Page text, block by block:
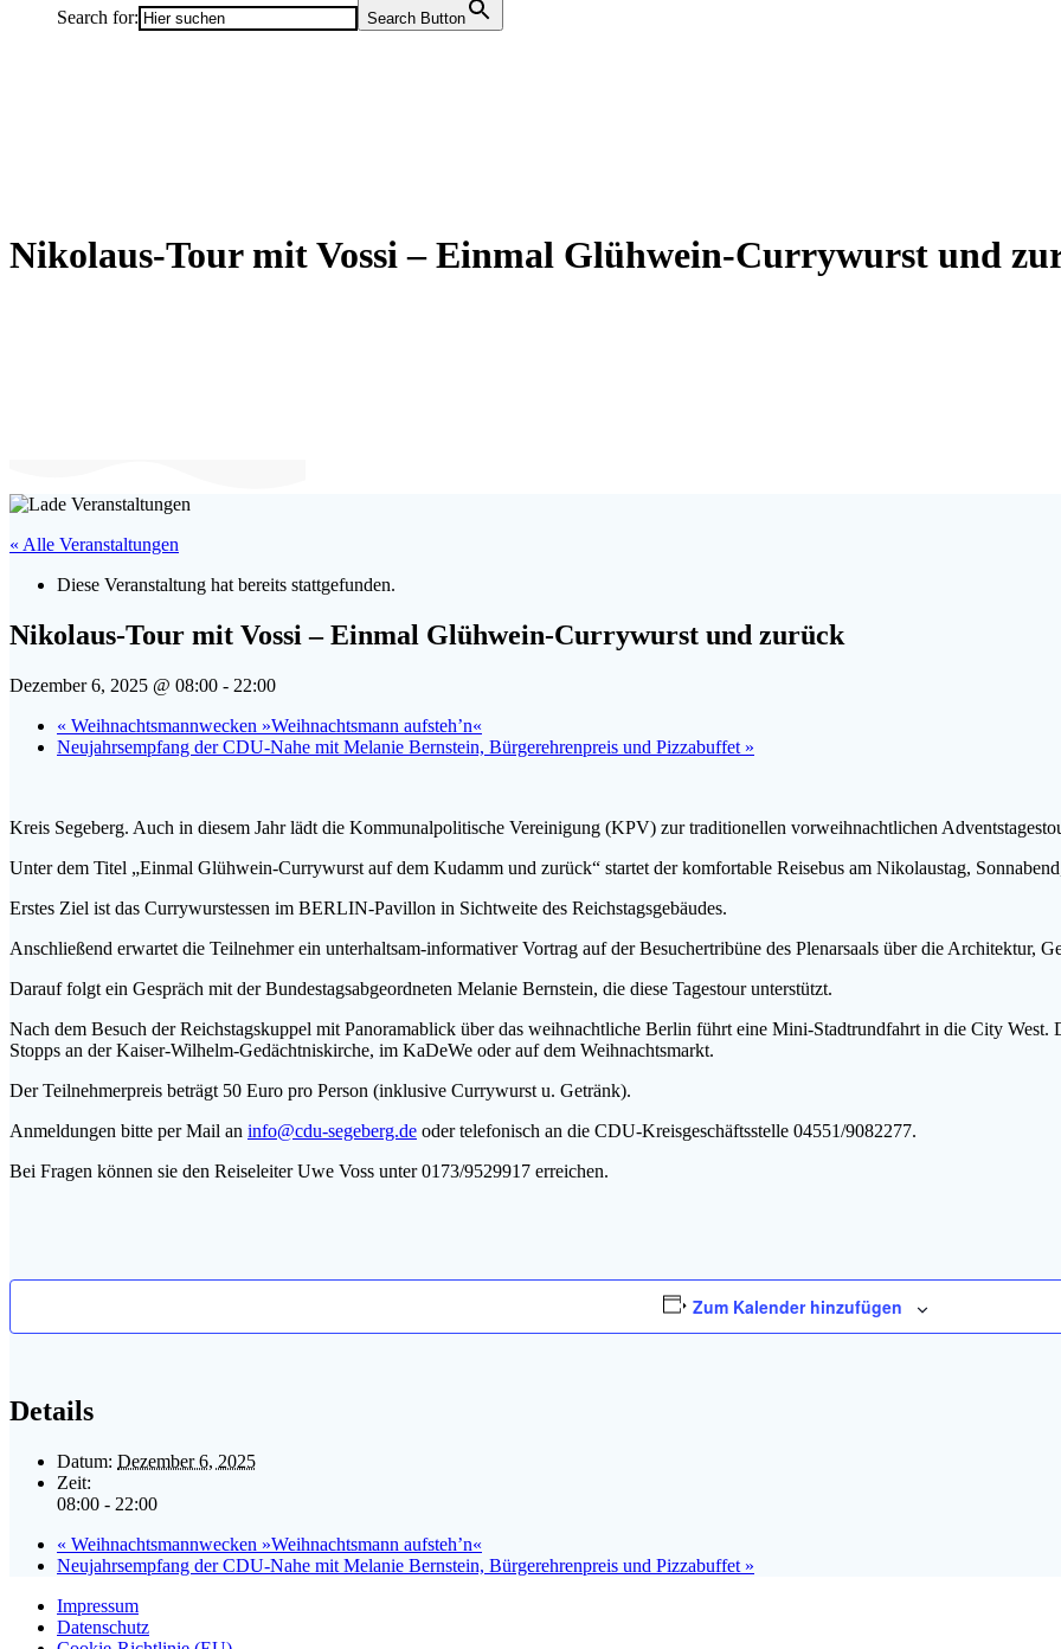
Search for: Search Button
Nikolaus-Tour mit Vossi – Einmal Glühwein-Currywurst und
« Alle Veranstaltungen
Diese Veranstaltung hat bereits stattgefunden.
Nikolaus-Tour mit Vossi – Einmal Glühwein-Currywurst und zurück
Dezember 6, 2025 @ 08:00 - 22:00
« Weihnachtsmannwecken »Weihnachtsmann aufsteh’n«
Neujahrsempfang der CDU-Nahe mit Melanie Bernstein, Bürgerehrenpreis und Pizzabuffet »
Kreis Segeberg. Auch in diesem Jahr lädt die Kommunalpolitische Vereinigung (KPV) zur traditionellen vorweihnachtlichen
Unter dem Titel „Einmal Glühwein-Currywurst auf dem Kudamm und zurück“ startet der komfortable Reisebus am Nikolaustag,
Erstes Ziel ist das Currywurstessen im BERLIN-Pavillon in Sichtweite des Reichstagsgebäudes.
Anschließend erwartet die Teilnehmer ein unterhaltsam-informativer Vortrag auf der Besuchertribüne des Plenarsaals über die Architektur,
Darauf folgt ein Gespräch mit der Bundestagsabgeordneten Melanie Bernstein, die diese Tagestour unterstützt.
Nach dem Besuch der Reichstagskuppel mit Panoramablick über das weihnachtliche Berlin führt eine Mini-Stadtrundfahrt in die City
Stopps an der Kaiser-Wilhelm-Gedächtniskirche, im KaDeWe oder auf dem Weihnachtsmarkt.
Der Teilnehmerpreis beträgt 50 Euro pro Person (inklusive Currywurst u. Getränk).
Anmeldungen bitte per Mail an info@cdu-segeberg.de oder telefonisch an die CDU-Kreisgeschäftsstelle 04551/9082277.
Bei Fragen können sie den Reiseleiter Uwe Voss unter 0173/9529917 erreichen.
Zum Kalender hinzufügen
Details
Datum: Dezember 6, 2025
Zeit:
08:00 - 22:00
« Weihnachtsmannwecken »Weihnachtsmann aufsteh’n«
Neujahrsempfang der CDU-Nahe mit Melanie Bernstein, Bürgerehrenpreis und Pizzabuffet »
Impressum
Datenschutz